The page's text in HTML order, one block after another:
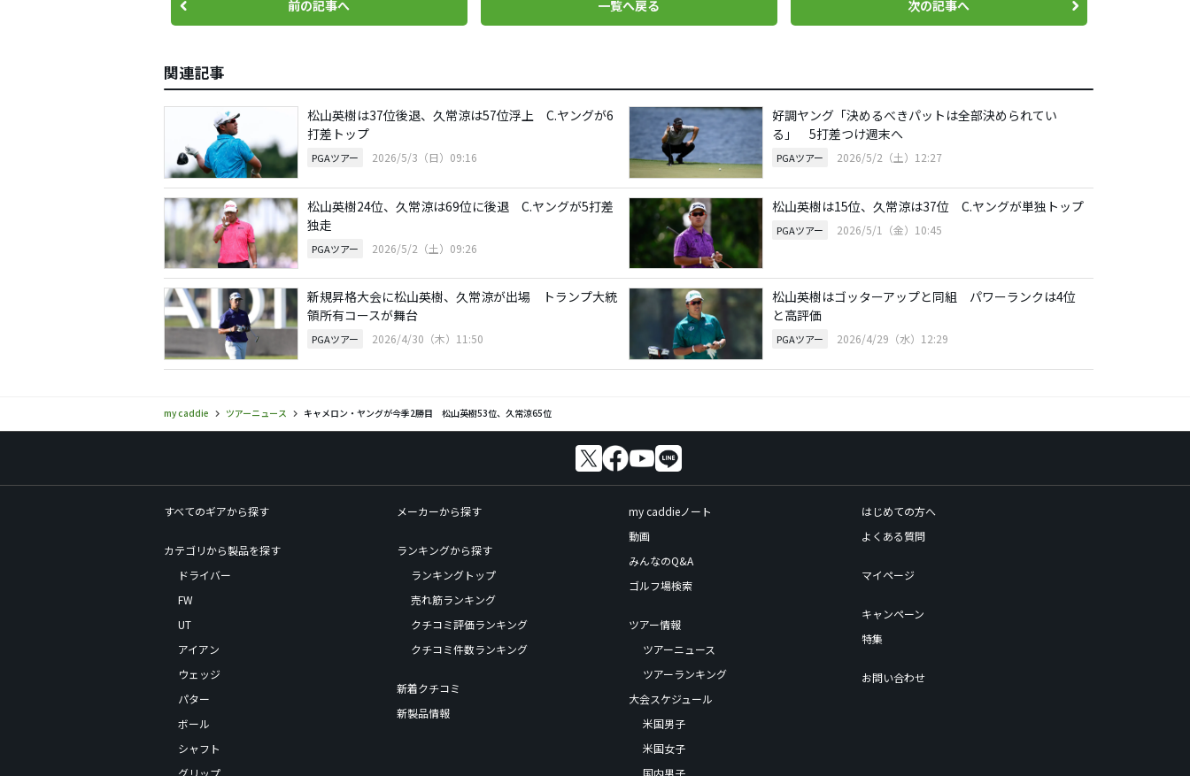
前の記事へ 一覧へ戻る 次の記事へ
関連記事
松山英樹は37位後退、久常涼は57位浮上 C.ヤングが6
打差トップ
PGAツアー 2026/5/3（日）09:16
好調ヤング「決めるべきパットは全部決められてい
る」 5打差つけ週末へ
PGAツアー 2026/5/2（土）12:27
松山英樹24位、久常涼は69位に後退 C.ヤングが5打差
独走
PGAツアー 2026/5/2（土）09:26
松山英樹は15位、久常涼は37位 C.ヤングが単独トップ
PGAツアー 2026/5/1（金）10:45
新規昇格大会に松山英樹、久常涼が出場 トランプ大統
領所有コースが舞台
PGAツアー 2026/4/30（木）11:50
松山英樹はゴッターアップと同組 パワーランクは4位
と高評価
PGAツアー 2026/4/29（水）12:29
my caddie ツアーニュース キャメロン・ヤングが今季2勝目 松山英樹53位、久常涼65位
すべてのギアから探す
カテゴリから製品を探す
ドライバー
FW
UT
アイアン
ウェッジ
パター
ボール
シャフト
グリップ
メーカーから探す
ランキングから探す
ランキングトップ
売れ筋ランキング
クチコミ評価ランキング
クチコミ件数ランキング
新着クチコミ
新製品情報
my caddieノート
動画
みんなのQ&A
ゴルフ場検索
ツアー情報
ツアーニュース
ツアーランキング
大会スケジュール
米国男子
米国女子
国内男子
はじめての方へ
よくある質問
マイページ
キャンペーン
特集
お問い合わせ